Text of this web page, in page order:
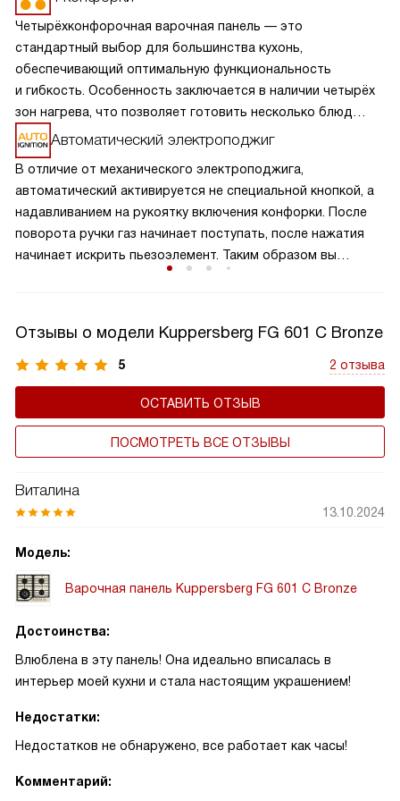
Четырёхконфорочная варочная панель — это
стандартный выбор для большинства кухонь,
обеспечивающий оптимальную функциональность
и гибкость. Особенность заключается в наличии четырёх
зон нагрева, что позволяет готовить несколько блюд
одновременно, экономя время и усилия. Разнообразие
размеров и мощностей конфорок подходит для
различных кулинарных задач, от быстрого кипячения
до медленного тушения. Такая панель обеспечивает
равномерное распределение тепла и удобное
расположение посуды, что делает её идеальной для
семейного использования.
Автоматический электроподжиг
В отличие от механического электроподжига,
автоматический активируется не специальной кнопкой, а
надавливанием на рукоятку включения конфорки. После
поворота ручки газ начинает поступать, после нажатия
начинает искрить пьезоэлемент. Таким образом вы
Отзывы о модели Kuppersberg FG 601 C Bronze
5 2 отзыва
ОСТАВИТЬ ОТЗЫВ
ПОСМОТРЕТЬ ВСЕ ОТЗЫВЫ
Виталина
13.10.2024
Модель:
Варочная панель Kuppersberg FG 601 C Bronze
Достоинства:
Влюблена в эту панель! Она идеально вписалась в
интерьер моей кухни и стала настоящим украшением!
Недостатки:
Недостатков не обнаружено, все работает как часы!
Комментарий: